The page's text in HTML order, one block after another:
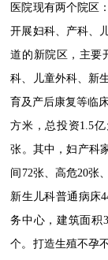
医院现有两个院区
开展妇科、产科、
道的新院区，主要
科、儿童外科、新
育及产后康复等临
方米，总投资1.5亿
张。其中，妇产科
间 72张、高危20张、
新生儿科普通病床
务中心，建筑面积
个。打造生殖不孕